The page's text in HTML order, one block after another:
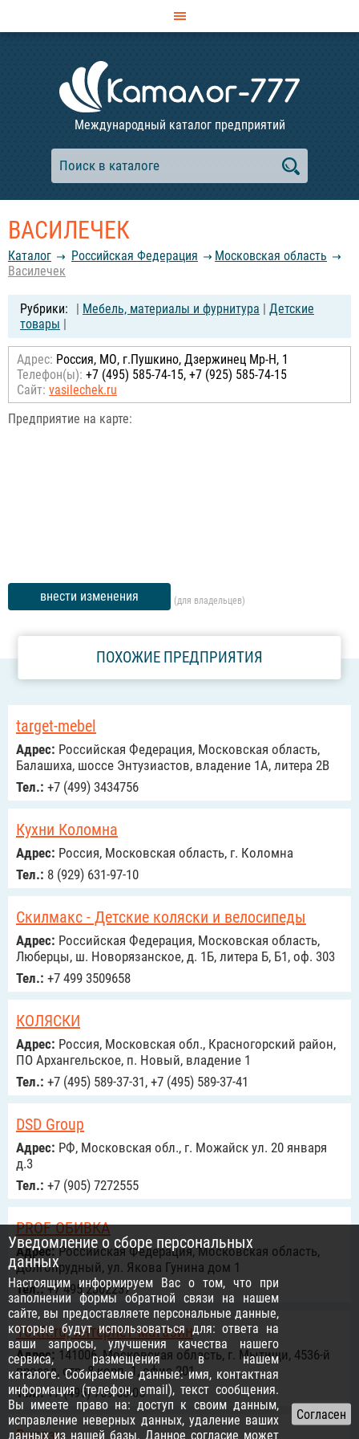
Международный каталог предприятий
ВАСИЛЕЧЕК
Каталог Российcкая Федерация
Московская область
Василечек
| Мебель, материалы и фурнитура | Детские
товары |
Адрес: Россия, МО, г.Пушкино, Дзержинец Мр-Н, 1
Телефон(ы): +7 (495) 585-74-15, +7 (925) 585-74-15
Сайт: vasilechek.ru
Предприятие на карте:
внести изменения (для владельцев)
ПОХОЖИЕ ПРЕДПРИЯТИЯ
target-mebel
Адрес: Российcкая Федерация, Московская область,
Балашиха, шоссе Энтузиастов, владение 1А, литера 2В
Тел.: +7 (499) 3434756
Кухни Коломна
Адрес: Россия, Московская область, г. Коломна
Тел.: 8 (929) 631-97-10
Скилмакс - Детские коляски и велосипеды
Адрес: Российcкая Федерация, Московская область,
Люберцы, ш. Новорязанское, д. 1Б, литера Б, Б1, оф. 303
Тел.: +7 499 3509658
КОЛЯСКИ
Адрес: Россия, Московская обл., Красногорский район,
ПО Архангельское, п. Новый, владение 1
Тел.: +7 (495) 589-37-31, +7 (495) 589-37-41
DSD Group
Адрес: РФ, Московская обл., г. Можайск ул. 20 января
д.3
Тел.: +7 (905) 7272555
PROF ОБИВКА
Адрес:Российcкая Федерация, Московская область,
Долгопрудный, ул. Якова Гунина дом 1
Тел.:+7 495 2302237
10KR.ru, интернет-магазин
Адрес: 141006, Московская область, г. Мытищи, 4536-й
проезд, стр. 8 корп. 1, офис 201
Тел.:+7 (495) 769-55-05
Витязь
Уведомление о сборе персональных
данных
Настоящим информируем Вас о том, что при
заполнении формы обратной связи на нашем
сайте, вы предоставляете персональные данные,
которые будут использоваться для: ответа на
ваши запросы, улучшения качества нашего
сервиса, размещения в нашем
каталоге. Собираемые данные: имя, контактная
информация (телефон, email), текст сообщения.
Вы имеете право на: доступ к своим данным,
исправление неверных данных, удаление ваших
данных из нашей базы. Данное согласие может